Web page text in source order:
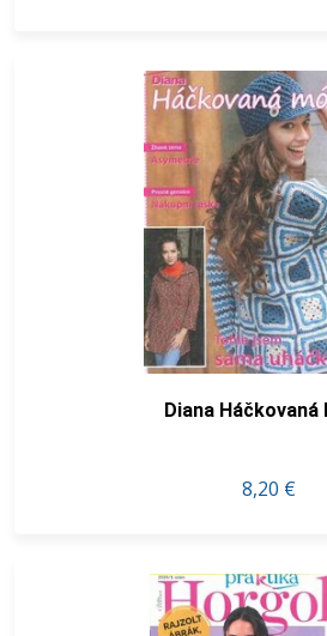
Diana Háčkovaná
8,20 €